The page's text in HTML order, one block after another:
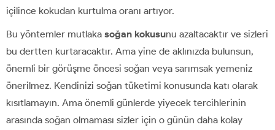
içilince kokudan kurtulma oranı artıyor.
Bu yöntemler mutlaka soğan kokusunu azaltacaktır ve sizleri
bu dertten kurtaracaktır. Ama yine de aklınızda bulunsun,
önemli bir görüşme öncesi soğan veya sarımsak yemeniz
önerilmez. Kendinizi soğan tüketimi konusunda katı olarak
kısıtlamayın. Ama önemli günlerde yiyecek tercihlerinin
arasında soğan olmaması sizler için o günün daha kolay